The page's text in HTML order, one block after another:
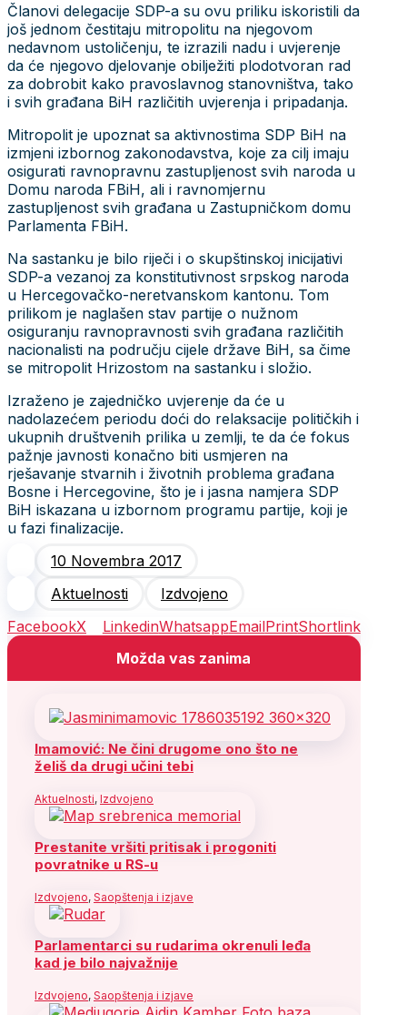
Članovi delegacije SDP-a su ovu priliku iskoristili da
još jednom čestitaju mitropolitu na njegovom
nedavnom ustoličenju, te izrazili nadu i uvjerenje
da će njegovo djelovanje obilježiti plodotvoran rad
za dobrobit kako pravoslavnog stanovništva, tako
i svih građana BiH različitih uvjerenja i pripadanja.
Mitropolit je upoznat sa aktivnostima SDP BiH na
izmjeni izbornog zakonodavstva, koje za cilj imaju
osigurati ravnopravnu zastupljenost svih naroda u
Domu naroda FBiH, ali i ravnomjernu
zastupljenost svih građana u Zastupničkom domu
Parlamenta FBiH.
Na sastanku je bilo riječi i o skupštinskoj inicijativi
SDP-a vezanoj za konstitutivnost srpskog naroda
u Hercegovačko-neretvanskom kantonu. Tom
prilikom je naglašen stav partije o nužnom
osiguranju ravnopravnosti svih građana različitih
nacionalisti na području cijele države BiH, sa čime
se mitropolit Hrizostom na sastanku i složio.
Izraženo je zajedničko uvjerenje da će u
nadolazećem periodu doći do relaksacije političkih i
ukupnih društvenih prilika u zemlji, te da će fokus
pažnje javnosti konačno biti usmjeren na
rješavanje stvarnih i životnih problema građana
Bosne i Hercegovine, što je i jasna namjera SDP
BiH iskazana u izbornom programu partije, koji je
u fazi finalizacije.
10 Novembra 2017
Aktuelnosti
Izdvojeno
FacebookX LinkedinWhatsappEmailPrintShortlink
Možda vas zanima
Imamović: Ne čini drugome ono što ne
želiš da drugi učini tebi
Aktuelnosti, Izdvojeno
Prestanite vršiti pritisak i progoniti
povratnike u RS-u
Izdvojeno, Saopštenja i izjave
Parlamentarci su rudarima okrenuli leđa
kad je bilo najvažnije
Izdvojeno, Saopštenja i izjave